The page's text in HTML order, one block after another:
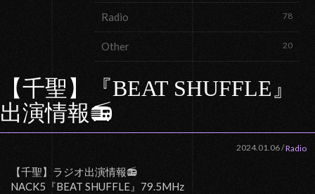
Radio 78
Other 20
【千聖】『BEAT SHUFFLE』
出演情報📻
2024.01.06/Radio
【千聖】ラジオ出演情報📻
NACK5『BEAT SHUFFLE』79.5MHz